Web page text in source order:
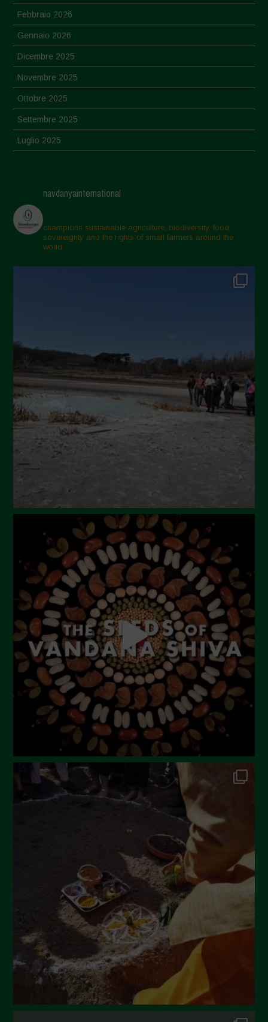
Febbraio 2026
Gennaio 2026
Dicembre 2025
Novembre 2025
Ottobre 2025
Settembre 2025
Luglio 2025
Aprile 2025
Marzo 2025
Febbraio 2025
Gennaio 2025
Settembre 2024
Luglio 2024
Maggio 2024
Aprile 2024
Marzo 2024
Febbraio 2024
Ottobre 2023
Settembre 2023
Agosto 2023
Luglio 2023
Giugno 2023
Maggio 2023
Aprile 2023
Marzo 2023
Febbraio 2023
Dicembre 2022
Novembre 2022
Ottobre 2022
Settembre 2022
Aprile 2022
Marzo 2022
Febbraio 2022
Gennaio 2022
Dicembre 2021
Novembre 2021
navdanyainternational
champions sustainable agriculture, biodiversity, food
sovereignty and the rights of small farmers around the
world.